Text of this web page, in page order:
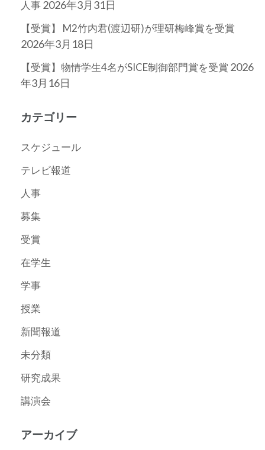
人事2026年3月31日
【受賞】 M2竹内君(渡辺研)が理研梅峰賞を受賞
2026年3月18日
【受賞】物情学生4名がSICE制御部門賞を受賞 2026
年3月16日
カテゴリー
スケジュール
テレビ報道
人事
募集
受賞
在学生
学事
授業
新聞報道
未分類
研究成果
講演会
アーカイブ